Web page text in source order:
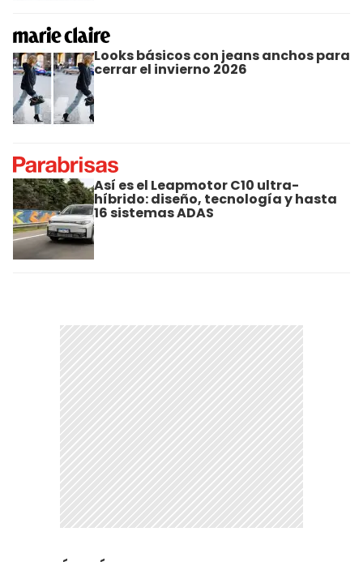
Looks básicos con jeans anchos para
cerrar el invierno 2026
Así es el Leapmotor C10 ultra-
híbrido: diseño, tecnología y hasta
16 sistemas ADAS